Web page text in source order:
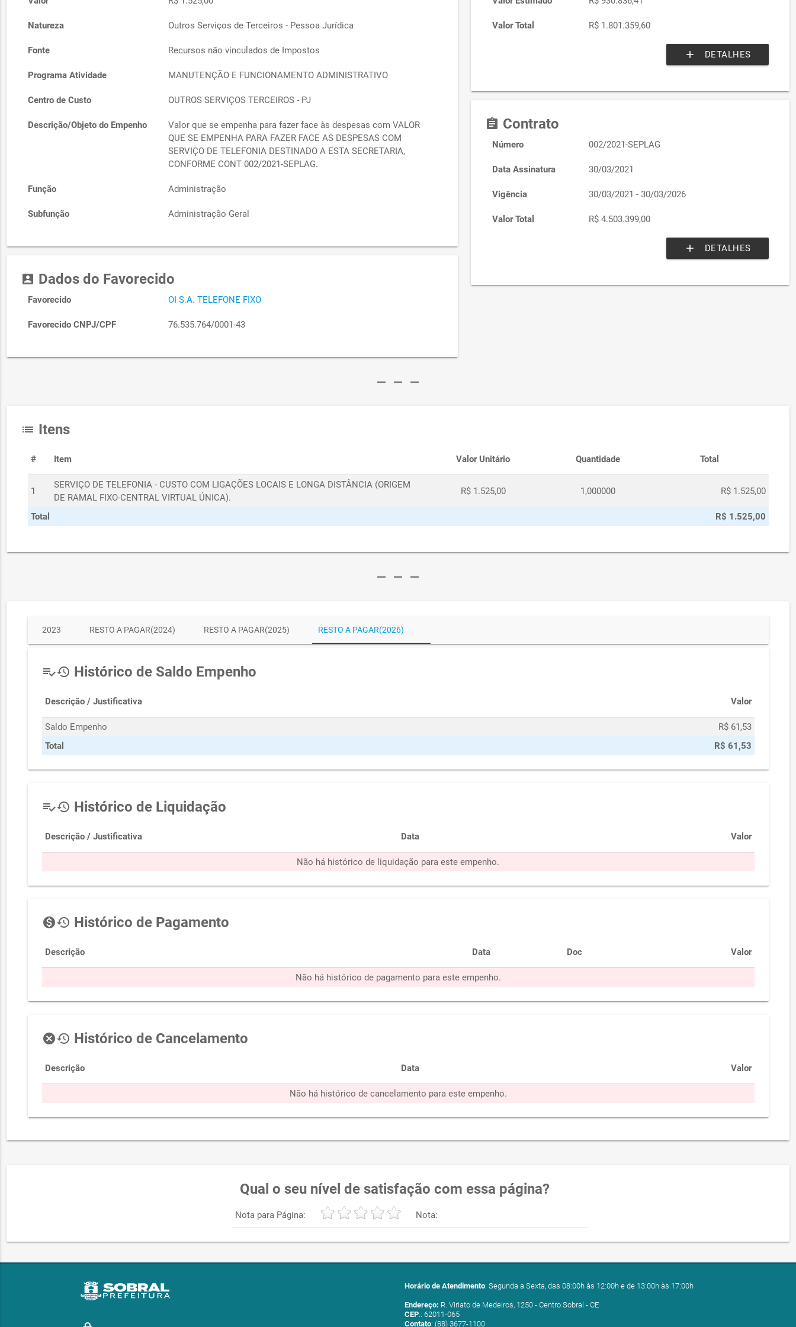
Natureza Outros Serviços de Terceiros - Pessoa Jurídica
Fonte Recursos não vinculados de Impostos
Programa Atividade MANUTENÇÃO E FUNCIONAMENTO ADMINISTRATIVO
Centro de Custo OUTROS SERVIÇOS TERCEIROS - PJ
Descrição/Objeto do Empenho
Valor que se empenha para fazer face às despesas com VALOR
QUE SE EMPENHA PARA FAZER FACE AS DESPESAS COM
SERVIÇO DE TELEFONIA DESTINADO A ESTA SECRETARIA,
CONFORME CONT 002/2021-SEPLAG.
Função Administração
Subfunção Administração Geral
account_box Dados do Favorecido
Favorecido OI S.A. TELEFONE FIXO
Favorecido CNPJ/CPF 76.535.764/0001-43
Valor Total R$ 1.801.359,60
add DETALHES
assignment Contrato
Número 002/2021-SEPLAG
Data Assinatura 30/03/2021
Vigência 30/03/2021 - 30/03/2026
Valor Total R$ 4.503.399,00
add DETALHES
remove remove remove
list Itens
# Item Valor Unitário Quantidade Total
1
SERVIÇO DE TELEFONIA - CUSTO COM LIGAÇÕES LOCAIS E LONGA DISTÂNCIA (ORIGEM
DE RAMAL FIXO-CENTRAL VIRTUAL ÚNICA).
R$ 1.525,00 1,000000 R$ 1.525,00
Total R$ 1.525,00
remove remove remove
2023 RESTO A PAGAR(2024) RESTO A PAGAR(2025) RESTO A PAGAR(2026)
playlist_add_checkhistory Histórico de Saldo Empenho
Descrição / Justificativa Valor
Saldo Empenho
R$ 61,53
Total
R$ 61,53
playlist_add_checkhistory Histórico de Liquidação
Descrição / Justificativa Data Valor
Não há histórico de liquidação para este empenho.
monetization_onhistory Histórico de Pagamento
Descrição Data Doc Valor
Não há histórico de pagamento para este empenho.
cancelhistory Histórico de Cancelamento
Descrição Data Valor
Não há histórico de cancelamento para este empenho.
Qual o seu nível de satisfação com essa página?
Nota para Página: Nota:
Horário de Atendimento: Segunda a Sexta, das 08:00h às 12:00h e de 13:00h às 17:00h
Endereço: R. Viriato de Medeiros, 1250 - Centro Sobral - CE
CEP.: 62011-065
Contato: (88) 3677-1100